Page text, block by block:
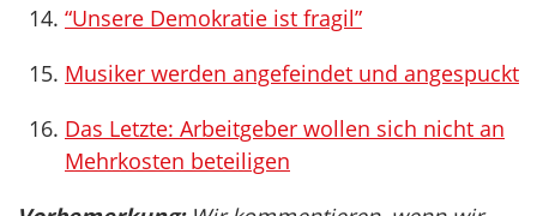
“Unsere Demokratie ist fragil”
Musiker werden angefeindet und angespuckt
Das Letzte: Arbeitgeber wollen sich nicht an
Mehrkosten beteiligen